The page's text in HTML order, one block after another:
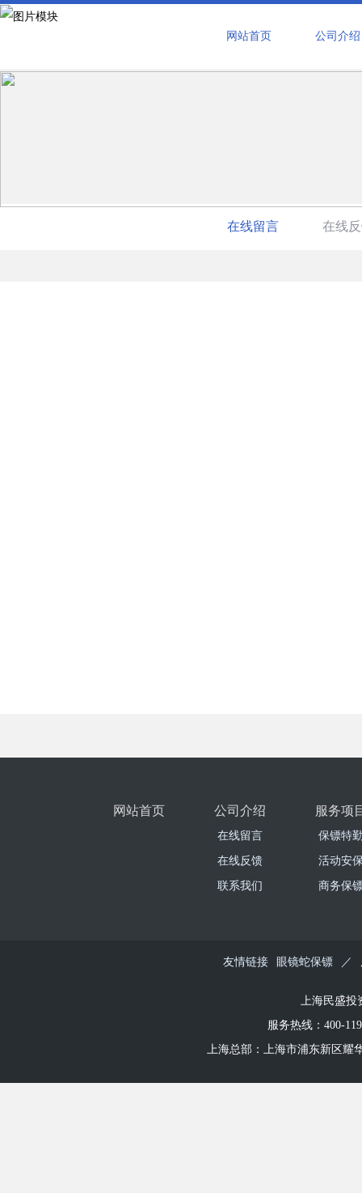
网站首页 公司介绍
友情链接 眼镜蛇保镖 ／
上海民盛
服务热线： 400-
上海总部 ：上海市浦东新区
网站首页 公司介绍
在线留言
在线反馈
联系我们
服务项
保镖特
活动安
商务保
在线留言 在线